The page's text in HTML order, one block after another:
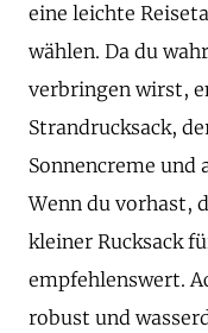
eine leichte
wählen. Da du
verbringen wirst,
Strandrucksack,
Sonnencreme und
Wenn du vorhast,
kleiner Rucksack
empfehlenswert.
robust und